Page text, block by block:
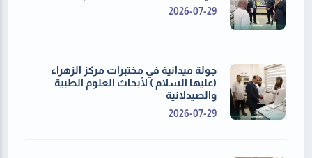
2026-07-29
جولة ميدانية في مختبرات مركز الزهراء
(عليها السلام ) لأبحاث العلوم الطبية
والصيدلانية
2026-07-29